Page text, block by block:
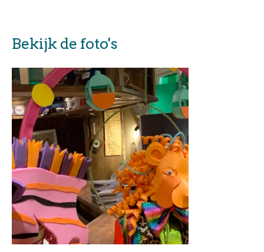
Bekijk de foto's